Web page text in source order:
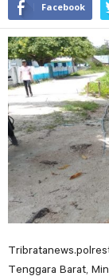
Facebook
Tenggara Barat,